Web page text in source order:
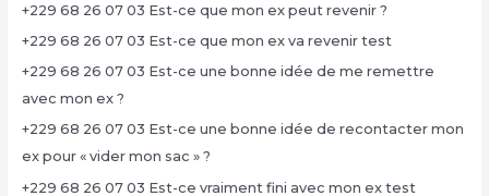
+229 68 26 07 03 Est-ce que mon ex peut revenir ?
+229 68 26 07 03 Est-ce que mon ex va revenir test
+229 68 26 07 03 Est-ce une bonne idée de me remettre
avec mon ex ?
+229 68 26 07 03 Est-ce une bonne idée de recontacter mon
ex pour « vider mon sac » ?
+229 68 26 07 03 Est-ce vraiment fini avec mon ex test